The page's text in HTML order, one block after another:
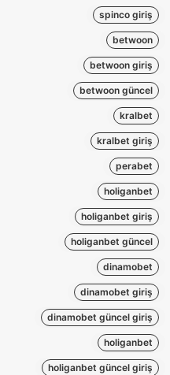
spinco giriş
betwoon
betwoon giriş
betwoon güncel
kralbet
kralbet giriş
perabet
holiganbet
holiganbet giriş
holiganbet güncel
dinamobet
dinamobet giriş
dinamobet güncel giriş
holiganbet
holiganbet güncel giriş